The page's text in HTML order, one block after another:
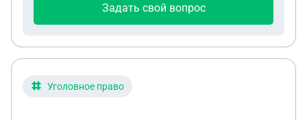
иск и какие статьи это регулируют.) то есть мне
именно с родственника супруги. Не пойму как к
требований. Ни доверенность, ни каким либо
Задать свой вопрос
Уголовное право